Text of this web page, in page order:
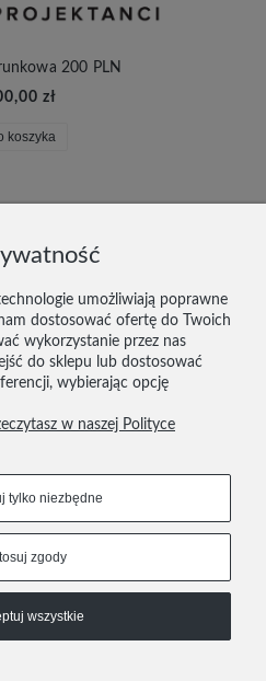
200 PLN
zł
koszyka
I PŁATNOŚĆ
do nas
© 2021
umożliwiają poprawne
dostosować ofertę do Twoich
wykorzystanie przez nas
do sklepu lub dostosować
wybierając opcję
w naszej Polityce
tylko niezbędne
zgody
wszystkie